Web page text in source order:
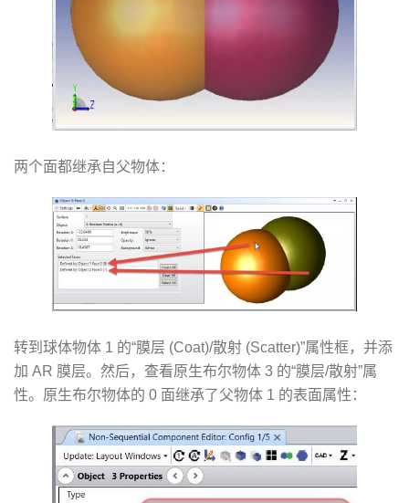
两个面都继承自父物体：
转到球体物体 1 的“膜层 (Coat)/散射 (Scatter)”属性框，并添
加 AR 膜层。然后，查看原生布尔物体 3 的“膜层/散射”属
性。原生布尔物体的 0 面继承了父物体 1 的表面属性：